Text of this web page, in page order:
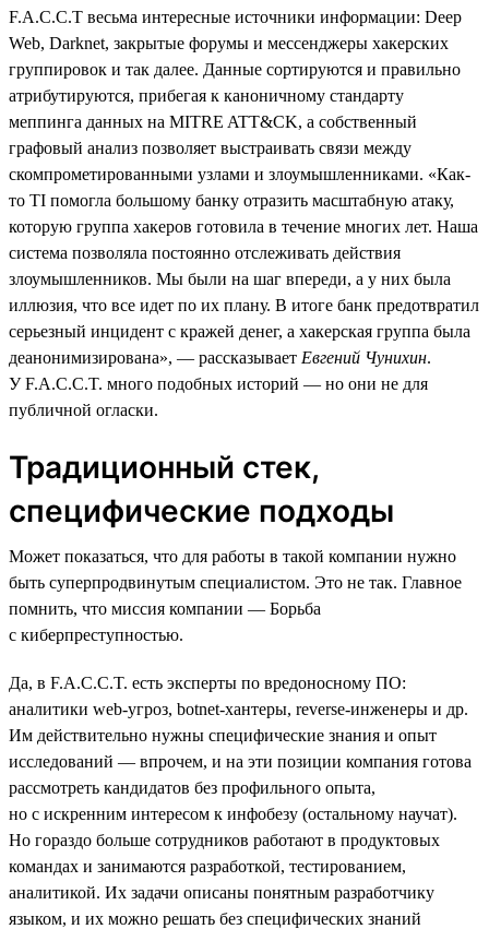
F.A.C.C.T весьма интересные источники информации: Deep
Web, Darknet, закрытые форумы и мессенджеры хакерских
группировок и так далее. Данные сортируются и правильно
атрибутируются, прибегая к каноничному стандарту
меппинга данных на MITRE ATT&CK, а собственный
графовый анализ позволяет выстраивать связи между
скомпрометированными узлами и злоумышленниками. «Как-
то TI помогла большому банку отразить масштабную атаку,
которую группа хакеров готовила в течение многих лет. Наша
система позволяла постоянно отслеживать действия
злоумышленников. Мы были на шаг впереди, а у них была
иллюзия, что все идет по их плану. В итоге банк предотвратил
серьезный инцидент с кражей денег, а хакерская группа была
деанонимизирована», — рассказывает Евгений Чунихин.
У F.A.C.C.T. много подобных историй — но они не для
публичной огласки.
Традиционный стек,
специфические подходы
Может показаться, что для работы в такой компании нужно
быть суперпродвинутым специалистом. Это не так. Главное
помнить, что миссия компании — Борьба
с киберпреступностью.
Да, в F.A.C.C.T. есть эксперты по вредоносному ПО:
аналитики web-угроз, botnet-хантеры, reverse-инженеры и др.
Им действительно нужны специфические знания и опыт
исследований — впрочем, и на эти позиции компания готова
рассмотреть кандидатов без профильного опыта,
но с искренним интересом к инфобезу (остальному научат).
Но гораздо больше сотрудников работают в продуктовых
командах и занимаются разработкой, тестированием,
аналитикой. Их задачи описаны понятным разработчику
языком, и их можно решать без специфических знаний